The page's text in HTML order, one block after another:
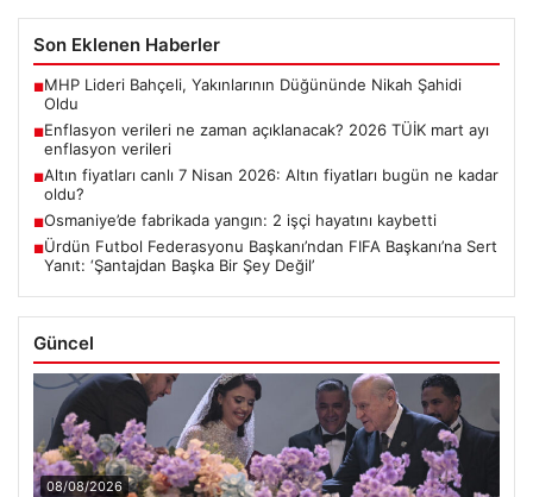
Son Eklenen Haberler
■MHP Lideri Bahçeli, Yakınlarının Düğününde Nikah Şahidi
Oldu
■Enflasyon verileri ne zaman açıklanacak? 2026 TÜİK mart ayı
enflasyon verileri
■Altın fiyatları canlı 7 Nisan 2026: Altın fiyatları bugün ne kadar
oldu?
■Osmaniye’de fabrikada yangın: 2 işçi hayatını kaybetti
■Ürdün Futbol Federasyonu Başkanı’ndan FIFA Başkanı’na Sert
Yanıt: ‘Şantajdan Başka Bir Şey Değil’
Güncel
08/08/2026